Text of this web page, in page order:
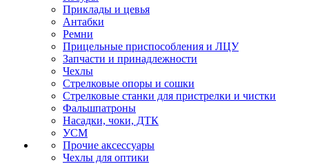
Приклады и цевья
Антабки
Ремни
Прицельные приспособления и ЛЦУ
Запчасти и принадлежности
Чехлы
Стрелковые опоры и сошки
Стрелковые станки для пристрелки и чистки
Фальшпатроны
Насадки, чоки, ДТК
УСМ
Прочие аксессуары
Чехлы для оптики